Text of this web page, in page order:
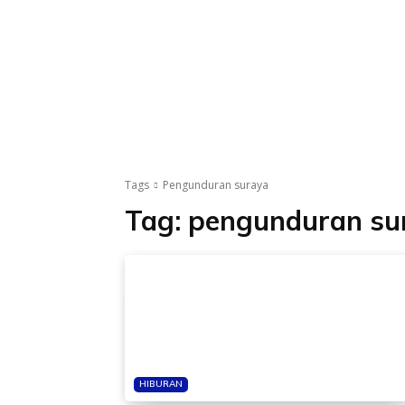
Tags Pengunduran suraya
Tag: pengunduran
HIBURAN